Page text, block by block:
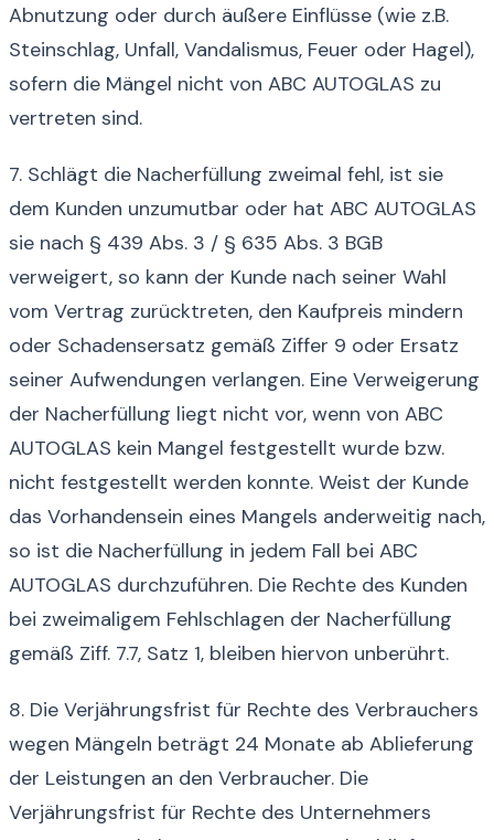
Abnutzung oder durch äußere Einflüsse (wie z.B.
Steinschlag, Unfall, Vandalismus, Feuer oder Hagel),
sofern die Mängel nicht von ABC AUTOGLAS zu
vertreten sind.
7. Schlägt die Nacherfüllung zweimal fehl, ist sie
dem Kunden unzumutbar oder hat ABC AUTOGLAS
sie nach § 439 Abs. 3 / § 635 Abs. 3 BGB
verweigert, so kann der Kunde nach seiner Wahl
vom Vertrag zurücktreten, den Kaufpreis mindern
oder Schadensersatz gemäß Ziffer 9 oder Ersatz
seiner Aufwendungen verlangen. Eine Verweigerung
der Nacherfüllung liegt nicht vor, wenn von ABC
AUTOGLAS kein Mangel festgestellt wurde bzw.
nicht festgestellt werden konnte. Weist der Kunde
das Vorhandensein eines Mangels anderweitig nach,
so ist die Nacherfüllung in jedem Fall bei ABC
AUTOGLAS durchzuführen. Die Rechte des Kunden
bei zweimaligem Fehlschlagen der Nacherfüllung
gemäß Ziff. 7.7, Satz 1, bleiben hiervon unberührt.
8. Die Verjährungsfrist für Rechte des Verbrauchers
wegen Mängeln beträgt 24 Monate ab Ablieferung
der Leistungen an den Verbraucher. Die
Verjährungsfrist für Rechte des Unternehmers